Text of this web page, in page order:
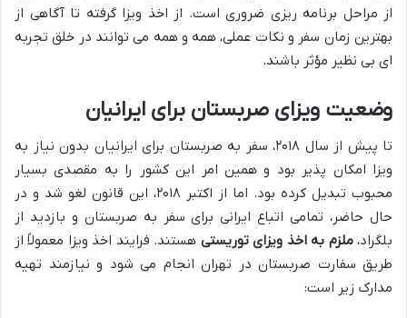
از مراحل برنامه ریزی ضروری است. از اخذ ویزا گرفته تا آگاهی از
بهترین زمان سفر و نکات عملی، همه و همه می توانند در خلق تجربه
ای بی نظیر مؤثر باشند.
وضعیت ویزای صربستان برای ایرانیان
تا پیش از سال ۲۰۱۸، سفر به صربستان برای ایرانیان بدون نیاز به
ویزا امکان پذیر بود و همین امر این کشور را به مقصدی بسیار
محبوب تبدیل کرده بود. اما از اکتبر ۲۰۱۸، این قانون لغو شد و در
حال حاضر، تمامی اتباع ایرانی برای سفر به صربستان و بازدید از
بلگراد،ملزم به اخذ ویزای توریستی هستند. فرایند اخذ ویزا معمولاً از
طریق سفارت صربستان در تهران انجام می شود و نیازمند تهیه
مدارک زیر است: